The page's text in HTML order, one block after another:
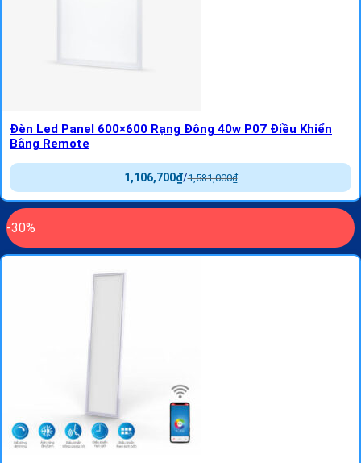
Đèn Led Panel 600×600 Rạng Đông 40w P07 Điều Khiển
Bằng Remote
1,581,000₫
/
1,106,700₫
-30%